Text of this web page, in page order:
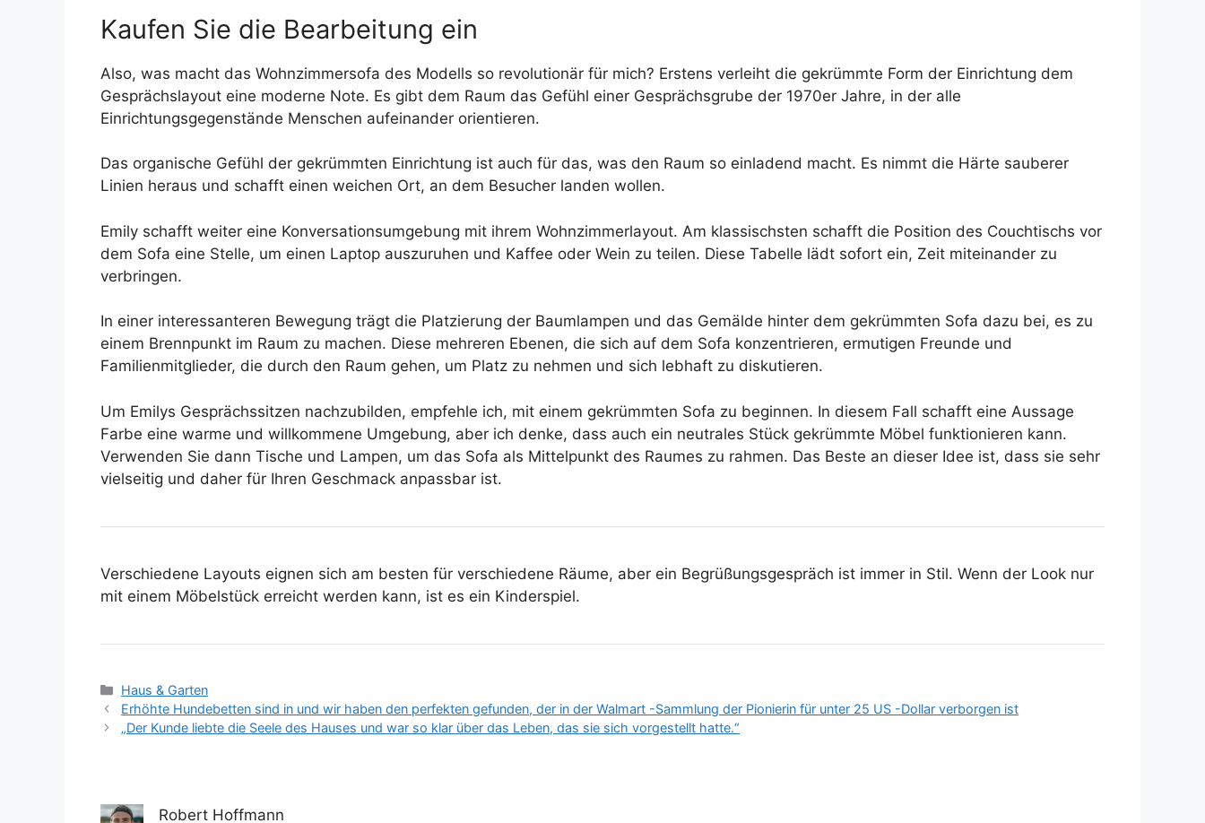
Kaufen Sie die Bearbeitung ein
Also, was macht das Wohnzimmersofa des Modells so revolutionär für mich? Erstens verleiht die gekrümmte Form der Einrichtung dem
Gesprächslayout eine moderne Note. Es gibt dem Raum das Gefühl einer Gesprächsgrube der 1970er Jahre, in der alle
Einrichtungsgegenstände Menschen aufeinander orientieren.
Das organische Gefühl der gekrümmten Einrichtung ist auch für das, was den Raum so einladend macht. Es nimmt die Härte sauberer
Linien heraus und schafft einen weichen Ort, an dem Besucher landen wollen.
Emily schafft weiter eine Konversationsumgebung mit ihrem Wohnzimmerlayout. Am klassischsten schafft die Position des Couchtischs vor
dem Sofa eine Stelle, um einen Laptop auszuruhen und Kaffee oder Wein zu teilen. Diese Tabelle lädt sofort ein, Zeit miteinander zu
verbringen.
In einer interessanteren Bewegung trägt die Platzierung der Baumlampen und das Gemälde hinter dem gekrümmten Sofa dazu bei, es zu
einem Brennpunkt im Raum zu machen. Diese mehreren Ebenen, die sich auf dem Sofa konzentrieren, ermutigen Freunde und
Familienmitglieder, die durch den Raum gehen, um Platz zu nehmen und sich lebhaft zu diskutieren.
Um Emilys Gesprächssitzen nachzubilden, empfehle ich, mit einem gekrümmten Sofa zu beginnen. In diesem Fall schafft eine Aussage
Farbe eine warme und willkommene Umgebung, aber ich denke, dass auch ein neutrales Stück gekrümmte Möbel funktionieren kann.
Verwenden Sie dann Tische und Lampen, um das Sofa als Mittelpunkt des Raumes zu rahmen. Das Beste an dieser Idee ist, dass sie sehr
vielseitig und daher für Ihren Geschmack anpassbar ist.
Verschiedene Layouts eignen sich am besten für verschiedene Räume, aber ein Begrüßungsgespräch ist immer in Stil. Wenn der Look nur
mit einem Möbelstück erreicht werden kann, ist es ein Kinderspiel.
Kategorien
Haus & Garten
Erhöhte Hundebetten sind in und wir haben den perfekten gefunden, der in der Walmart -Sammlung der Pionierin für unter 25 US -Dollar verborgen ist
„Der Kunde liebte die Seele des Hauses und war so klar über das Leben, das sie sich vorgestellt hatte.“
Robert Hoffmann